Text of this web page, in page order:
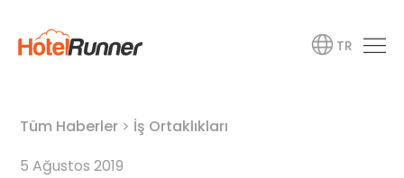
TR
Tüm Haberler > İş Ortaklıkları
5 Ağustos 2019